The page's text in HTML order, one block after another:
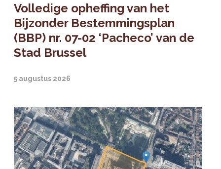
Volledige opheffing van het
Bijzonder Bestemmingsplan
(BBP) nr. 07-02 ‘Pacheco’ van de
Stad Brussel
5 augustus 2026